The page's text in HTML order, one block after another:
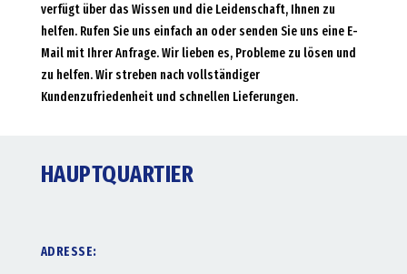
verfügt über das Wissen und die Leidenschaft, Ihnen zu
helfen. Rufen Sie uns einfach an oder senden Sie uns eine E-
Mail mit Ihrer Anfrage. Wir lieben es, Probleme zu lösen und
zu helfen. Wir streben nach vollständiger
Kundenzufriedenheit und schnellen Lieferungen.
HAUPTQUARTIER
ADRESSE: